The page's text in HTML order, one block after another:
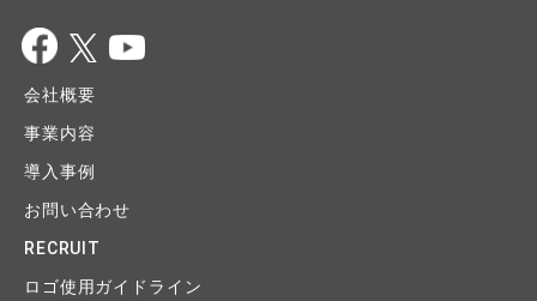
会社概要
事業内容
導入事例
お問い合わせ
RECRUIT
ロゴ使用ガイドライン